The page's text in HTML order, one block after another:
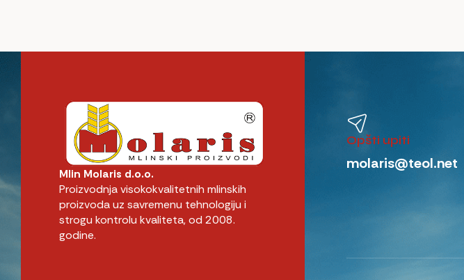
Mlin Molaris d.o.o.
Proizvodnja visokokvalitetnih mlinskih
proizvoda uz savremenu tehnologiju i
strogu kontrolu kvaliteta, od 2008.
godine.
Opšti upiti
molaris@teol.net